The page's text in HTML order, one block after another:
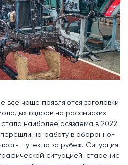
все чаще появляются заголовки
кадров на российских
наиболее осязаема в 2022
перешли на работу в оборонно-
- утекла за рубеж. Ситуация
ситуацией: старение